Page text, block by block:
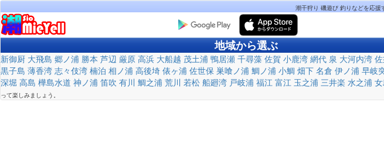
潮干狩り 磯遊び 釣りなどを応援
地域から選ぶ
新御厨 大飛島 郷ノ浦 勝本 芦辺 厳原 高浜 大船越 茂土浦 鴨居瀬 千尋藻 佐賀 小鹿湾 網代 泉 大河内湾
黒子島 薄香湾 志々伎湾 楠泊 相ノ浦 高後埼 俵ヶ浦 佐世保 巣喰ノ浦 鯛ノ浦 小鯛 畑下 名倉 伊ノ浦 早岐
深堀 高島 樺島水道 神ノ浦 笛吹 有川 鯛之浦 荒川 若松 船廻湾 戸岐浦 福江 富江 玉之浦 三井楽 水之浦
って楽しみましょう。